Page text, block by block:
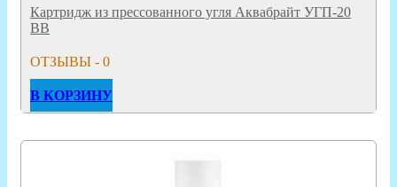
Картридж из прессованного угля Аквабрайт УГП-20
ВВ
ОТЗЫВЫ - 0
В КОРЗИНУ